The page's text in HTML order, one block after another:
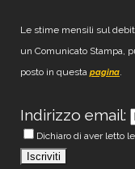
Le stime mensili sul
un Comunicato Stampa,
posto in questa pagina.
Indirizzo email:
Dichiaro di aver letto